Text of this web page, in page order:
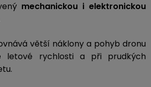
mechanickou i elektronickou
větší náklony a pohyb dronu
letové rychlosti a při prudkých